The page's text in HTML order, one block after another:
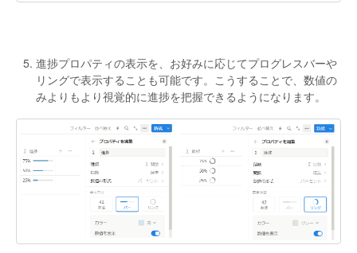
進捗プロパティの表示を、お好みに応じてプログレスバーや
リングで表示することも可能です。こうすることで、数値の
みよりもより視覚的に進捗を把握できるようになります。